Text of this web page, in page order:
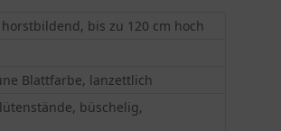
bis zu 120 cm hoch
Blattfarbe, lanzettlich
büschelig,